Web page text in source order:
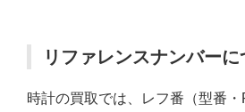
リファレンスナンバーに
時計の買取では、レフ番（型番